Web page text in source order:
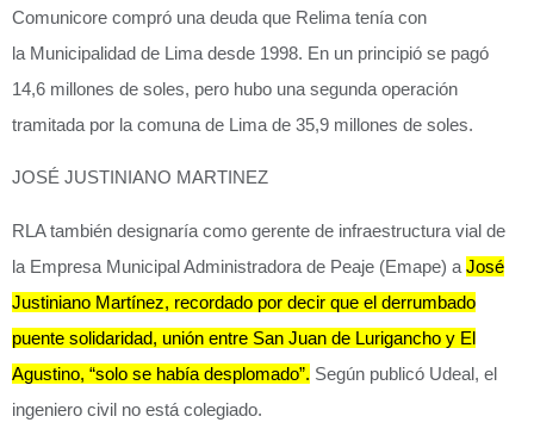
Comunicore compró una deuda que Relima tenía con
la Municipalidad de Lima desde 1998. En un principió se pagó
14,6 millones de soles, pero hubo una segunda operación
tramitada por la comuna de Lima de 35,9 millones de soles.
JOSÉ JUSTINIANO MARTINEZ
RLA también designaría como gerente de infraestructura vial de
la Empresa Municipal Administradora de Peaje (Emape) a José
Justiniano Martínez, recordado por decir que el derrumbado
puente solidaridad, unión entre San Juan de Lurigancho y El
Agustino, “solo se había desplomado”. Según publicó Udeal, el
ingeniero civil no está colegiado.